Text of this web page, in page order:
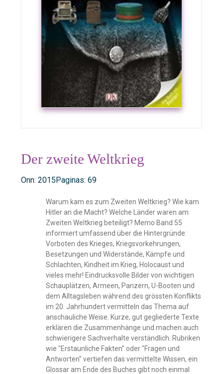
Der zweite Weltkrieg
Onn: 2015Paginas: 69
Warum kam es zum Zweiten Weltkrieg? Wie kam
Hitler an die Macht? Welche Länder waren am
Zweiten Weltkrieg beteiligt? Memo Band 55
informiert umfassend über die Hintergründe:
Vorboten des Krieges, Kriegsvorkehrungen,
Besetzungen und Widerstände, Kämpfe und
Schlachten, Kindheit im Krieg, Holocaust und
vieles mehr! Eindrucksvolle Bilder von wichtigen
Schauplätzen, Armeen, Panzern, U-Booten und
dem Alltagsleben während des grössten Konflikts
im 20. Jahrhundert vermitteln das Thema auf
anschauliche Weise. Kurze, gut gegliederte Texte
erklären die Zusammenhänge und machen auch
schwierigere Sachverhalte verständlich. Rubriken
wie "Erstaunliche Fakten" oder "Fragen und
Antworten" vertiefen das vermittelte Wissen, ein
Glossar am Ende des Buches gibt noch einmal